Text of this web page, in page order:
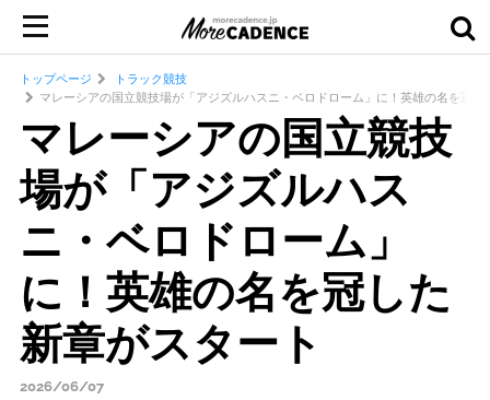
トップページ
トラック競技
マレーシアの国立競技場が「アジズルハスニ・ベロドローム」に！英雄の名を冠し
マレーシアの国立競技
場が「アジズルハス
ニ・ベロドローム」
に！英雄の名を冠した
新章がスタート
2026/06/07